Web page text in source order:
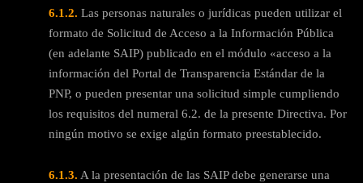
6.1.2. Las personas naturales o jurídicas pueden utilizar el
formato de Solicitud de Acceso a la Información Pública
(en adelante SAIP) publicado en el módulo «acceso a la
información del Portal de Transparencia Estándar de la
PNP, o pueden presentar una solicitud simple cumpliendo
los requisitos del numeral 6.2. de la presente Directiva. Por
ningún motivo se exige algún formato preestablecido.
6.1.3. A la presentación de las SAIP debe generarse una